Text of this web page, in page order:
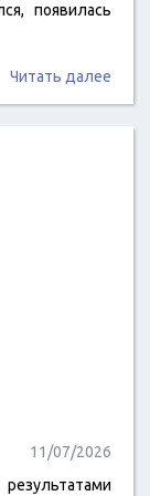
появилась
Читать далее
11/07/2026